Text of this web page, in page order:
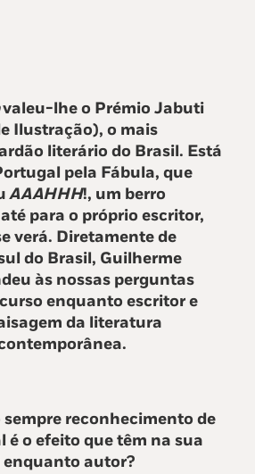
valeu-lhe o Prémio Jabuti
Ilustração), o mais
literário do Brasil. Está
pela Fábula, que
AAAHHH!, um berro
para o próprio escritor,
verá. Diretamente de
do Brasil, Guilherme
às nossas perguntas
enquanto escritor e
da literatura
sempre reconhecimento de
é o efeito que têm na sua
enquanto autor?